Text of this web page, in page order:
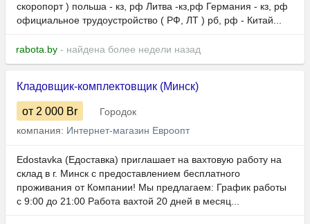
скоропорт ) польша - кз, рф Литва -кз,рф Германия - кз, рф
официальное трудоустройство ( РФ, ЛТ ) рб, рф - Китай...
rabota.by - найдена более недели назад
Кладовщик-комплектовщик (Минск)
от 2 000 Br
Городок
компания: Интернет-магазин Евроопт
Edostavka (Едоставка) приглашает на вахтовую работу на
склад в г. Минск с предоставлением бесплатного
проживания от Компании! Мы предлагаем: График работы
с 9:00 до 21:00 Работа вахтой 20 дней в месяц...